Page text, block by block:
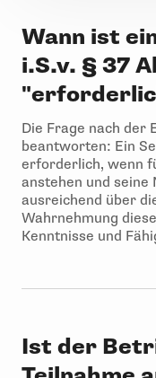
Wann ist
i.S.v. § 37
Die Frage nach der
beantworten: Ein
erforderlich, wenn
anstehen und
ausreichend über
Wahrnehmung
Kenntnisse und
Ist der